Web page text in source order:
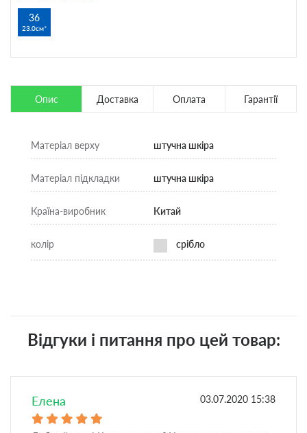
36
23.0см
Опис Доставка Оплата Гарантії
Матеріал верху штучна шкіра
Матеріал підкладки штучна шкіра
Країна-виробник Китай
колір срібло
Відгуки і питання про цей товар:
Елена 03.07.2020 15:38